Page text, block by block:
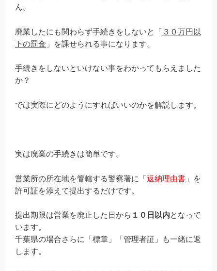
ん。
廃業したにも関わらず手続きをしないと「 ３０万円以
下の罰金 」を課せられる事になります。
手続きをしないといけない事をわかってもらえました
か？
では実際にどのようにすればいいのかを解説します。
実は廃業の手続きは簡単です。
営業所の所在地を管轄する警察署に「 返納理由書 」を
許可証を添えて提出するだけです。
提出期限は営業を廃止した日から １０日以内となって
います。
千葉県の場合さらに「標章」「管理者証」も一緒に返
します。